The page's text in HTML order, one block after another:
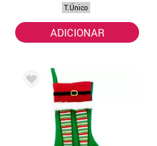
T.Único
ADICIONAR